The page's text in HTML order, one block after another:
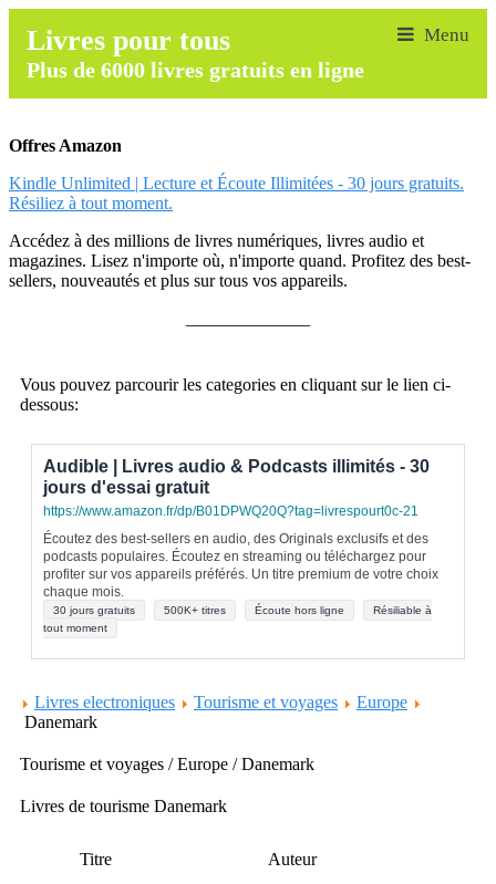
Livres pour tous
Plus de 6000 livres gratuits en ligne
Offres Amazon
Kindle Unlimited | Lecture et Écoute Illimitées - 30 jours gratuits.
Résiliez à tout moment.
Accédez à des millions de livres numériques, livres audio et
magazines. Lisez n'importe où, n'importe quand. Profitez des best-
sellers, nouveautés et plus sur tous vos appareils.
Vous pouvez parcourir les categories en cliquant sur le lien ci-
dessous:
Audible | Livres audio & Podcasts illimités - 30
jours d'essai gratuit
https://www.amazon.fr/dp/B01DPWQ20Q?tag=livrespourt0c-21
Écoutez des best-sellers en audio, des Originals exclusifs et des
podcasts populaires. Écoutez en streaming ou téléchargez pour
profiter sur vos appareils préférés. Un titre premium de votre choix
chaque mois.
30 jours gratuits 500K+ titres Écoute hors ligne
Résiliable à
tout moment
Livres electroniques Tourisme et voyages
Europe
Danemark
Tourisme et voyages / Europe / Danemark
Livres de tourisme Danemark
Titre Auteur